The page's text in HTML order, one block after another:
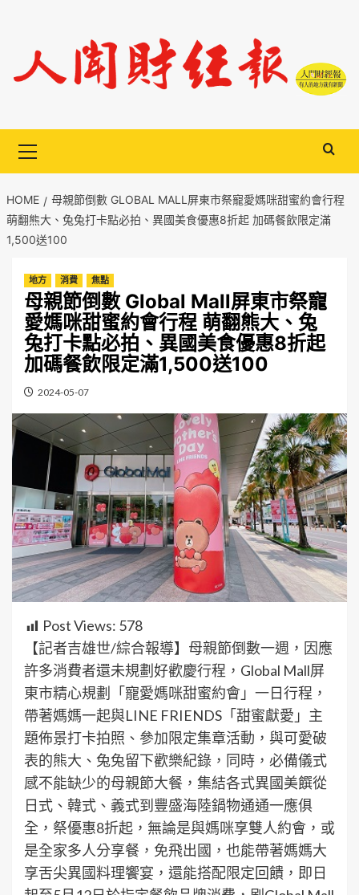
content
Menu
HOME
母親節倒數 GLOBAL MALL屏東市祭寵愛媽咪甜蜜約會行程
萌翻熊大、兔兔打卡點必拍、異國美食優惠8折起 加碼餐飲限定滿
1,500送100
地方 消費 焦點
母親節倒數 Global Mall屏東市祭寵
愛媽咪甜蜜約會行程 萌翻熊大、兔
兔打卡點必拍、異國美食優惠8折起
加碼餐飲限定滿1,500送100
2024-05-07
Post Views: 578
【記者吉雄世/綜合報導】母親節倒數一週，因應
許多消費者還未規劃好歡慶行程，Global Mall屏
東市精心規劃「寵愛媽咪甜蜜約會」一日行程，
帶著媽媽一起與LINE FRIENDS「甜蜜獻愛」主
題佈景打卡拍照、參加限定集章活動，與可愛破
表的熊大、兔兔留下歡樂紀錄，同時，必備儀式
感不能缺少的母親節大餐，集結各式異國美饌從
日式、韓式、義式到豐盛海陸鍋物通通一應俱
全，祭優惠8折起，無論是與媽咪享雙人約會，或
是全家多人分享餐，免飛出國，也能帶著媽媽大
享舌尖異國料理饗宴，還能搭配限定回饋，即日